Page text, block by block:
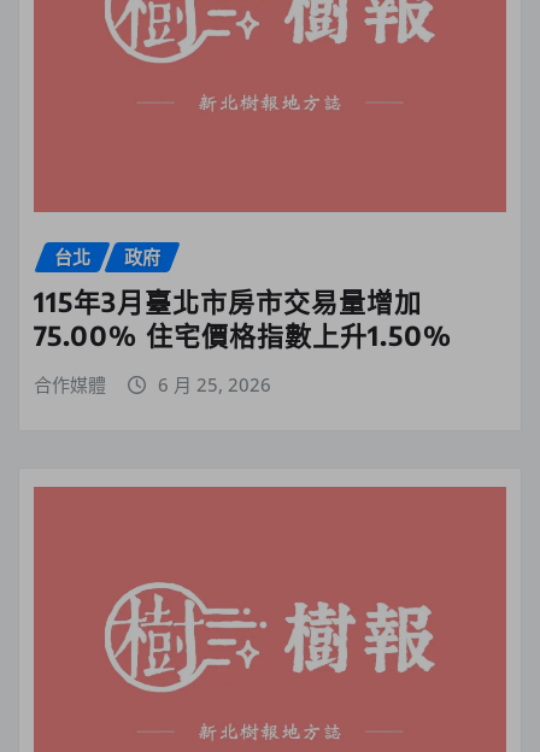
台北 政府
115年3月臺北市房市交易量增加
75.00% 住宅價格指數上升1.50%
合作媒體 6 月 25, 2026